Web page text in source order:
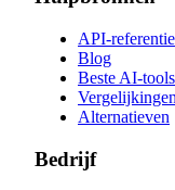
API-referentie
Blog
Beste AI-tools
Vergelijkingen
Alternatieven
Bedrijf